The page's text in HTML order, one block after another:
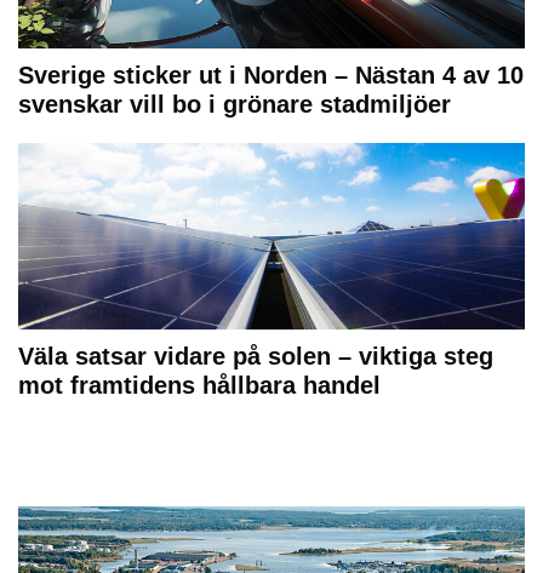
Sverige sticker ut i Norden – Nästan 4 av 10
svenskar vill bo i grönare stadmiljöer
Väla satsar vidare på solen – viktiga steg
mot framtidens hållbara handel